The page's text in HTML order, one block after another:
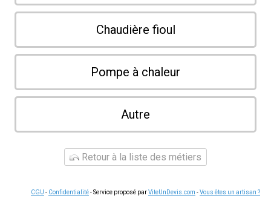
Chaudière fioul
Pompe à chaleur
Autre
Retour à la liste des métiers
CGU - Confidentialité- Service proposé parViteUnDevis.com -Vous êtes un artisan ?